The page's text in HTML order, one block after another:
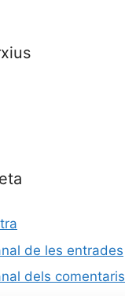
de les entrades
dels comentaris